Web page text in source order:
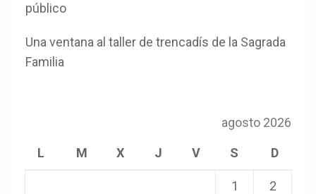
público
Una ventana al taller de trencadís de la Sagrada
Familia
agosto 2026
L M X J V S D
1 2